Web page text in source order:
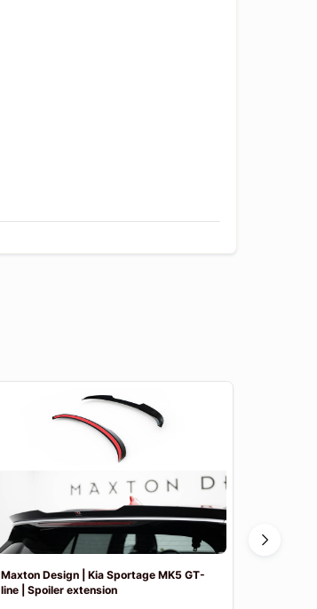
Maxton Design | Kia Sportage MK5 GT-
line | Spoiler extension